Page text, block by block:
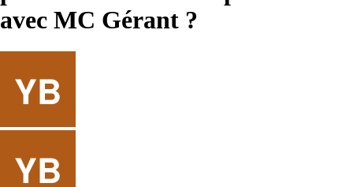
avec MC Gérant ?